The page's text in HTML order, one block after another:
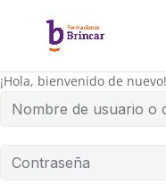
¡Hola, bienvenido de nuevo!